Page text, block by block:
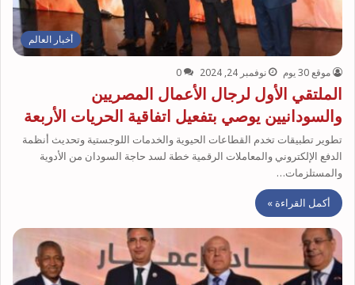
أخبار العالم
موقع 30 يوم نوفمبر 24, 2024 0
الملتقي الأول لرجال الأعمال المصريين
والسودانيين يوصي بتفعيل اتفاقية الحريات الأربعة
تطوير تطبيقات تخدم القطاعات الحيوية والخدمات اللوجستية وتحديث أنظمة
الدفع الإلكتروني والمعاملات الرقمية خطة لسد حاجة السودان من الأدوية
والمستلزمات…
أكمل القراءة »